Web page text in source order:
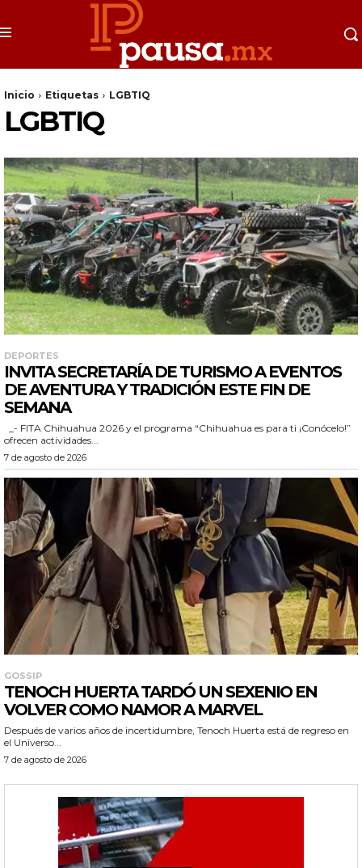
Inicio Etiquetas LGBTIQ
LGBTIQ
DEPORTES
INVITA SECRETARÍA DE TURISMO A EVENTOS
DE AVENTURA Y TRADICIÓN ESTE FIN DE
SEMANA
ofrecen actividades...
7 de agosto de 2026
GOSSIP
TENOCH HUERTA TARDÓ UN SEXENIO EN
VOLVER COMO NAMOR A MARVEL
Después de varios años de incertidumbre, Tenoch Huerta está de regreso en
el Universo...
7 de agosto de 2026